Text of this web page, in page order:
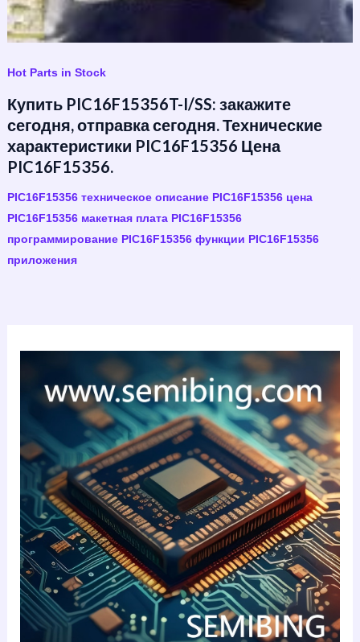
Hot Parts in Stock
Купить PIC16F15356T-I/SS: закажите
сегодня, отправка сегодня. Технические
характеристики PIC16F15356 Цена
PIC16F15356.
PIC16F15356 техническое описание PIC16F15356 цена
PIC16F15356 макетная плата PIC16F15356
программирование PIC16F15356 функции PIC16F15356
приложения